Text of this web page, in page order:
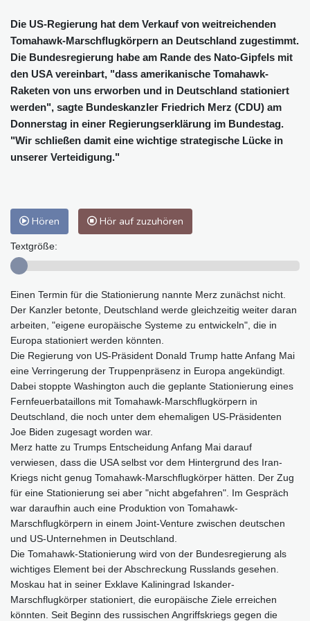
Die US-Regierung hat dem Verkauf von weitreichenden
Tomahawk-Marschflugkörpern an Deutschland zugestimmt.
Die Bundesregierung habe am Rande des Nato-Gipfels mit
den USA vereinbart, "dass amerikanische Tomahawk-
Raketen von uns erworben und in Deutschland stationiert
werden", sagte Bundeskanzler Friedrich Merz (CDU) am
Donnerstag in einer Regierungserklärung im Bundestag.
"Wir schließen damit eine wichtige strategische Lücke in
unserer Verteidigung."
Hören Hör auf zuzuhören
Textgröße:
Einen Termin für die Stationierung nannte Merz zunächst nicht.
Der Kanzler betonte, Deutschland werde gleichzeitig weiter daran
arbeiten, "eigene europäische Systeme zu entwickeln", die in
Europa stationiert werden könnten.
Die Regierung von US-Präsident Donald Trump hatte Anfang Mai
eine Verringerung der Truppenpräsenz in Europa angekündigt.
Dabei stoppte Washington auch die geplante Stationierung eines
Fernfeuerbataillons mit Tomahawk-Marschflugkörpern in
Deutschland, die noch unter dem ehemaligen US-Präsidenten
Joe Biden zugesagt worden war.
Merz hatte zu Trumps Entscheidung Anfang Mai darauf
verwiesen, dass die USA selbst vor dem Hintergrund des Iran-
Kriegs nicht genug Tomahawk-Marschflugkörper hätten. Der Zug
für eine Stationierung sei aber "nicht abgefahren". Im Gespräch
war daraufhin auch eine Produktion von Tomahawk-
Marschflugkörpern in einem Joint-Venture zwischen deutschen
und US-Unternehmen in Deutschland.
Die Tomahawk-Stationierung wird von der Bundesregierung als
wichtiges Element bei der Abschreckung Russlands gesehen.
Moskau hat in seiner Exklave Kaliningrad Iskander-
Marschflugkörper stationiert, die europäische Ziele erreichen
könnten. Seit Beginn des russischen Angriffskriegs gegen die